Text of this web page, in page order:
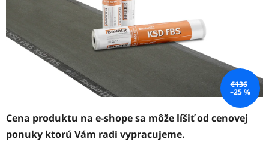
Cena produktu na e-shope sa môže líšiť od cenovej
ponuky ktorú Vám radi vypracujeme.
€136
–25 %